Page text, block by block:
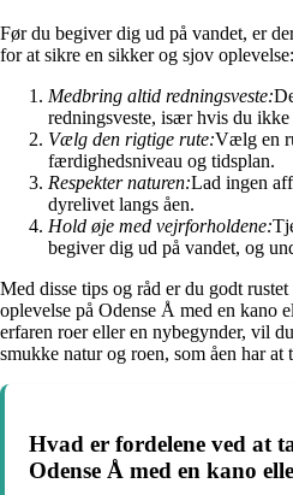
Før du begiver dig ud på vandet, er
for at sikre en sikker og sjov oplevelse:
Medbring altid redningsveste:
redningsveste, især hvis du ikke
Vælg den rigtige rute:Vælg en
færdighedsniveau og tidsplan.
Respekter naturen:Lad ingen
dyrelivet langs åen.
Hold øje med vejrforholdene:
begiver dig ud på vandet, og
Med disse tips og råd er du godt
oplevelse på Odense Å med en kano
erfaren roer eller en nybegynder, vil
smukke natur og roen, som åen har at
Hvad er fordelene ved at
Odense Å med en kano